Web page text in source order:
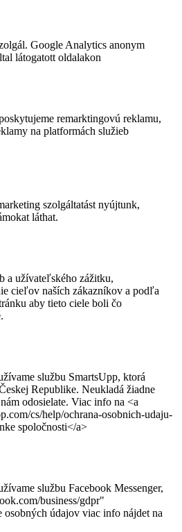
Google Analytics anonym
látogatott oldalakon
remarktingovú reklamu,
na platformách služieb
szolgáltatást nyújtunk,
láthat.
a užívateľského zážitku,
cieľov naších zákazníkov a podľa
aby tieto ciele boli čo
službu SmartsUpp, ktorá
Republike. Neukladá žiadne
odosielate. Viac info na <a
cs/help/ochrana-osobnich-udaju-
spoločnosti</a>
službu Facebook Messenger,
business/gdpr"
údajov viac info nájdet na